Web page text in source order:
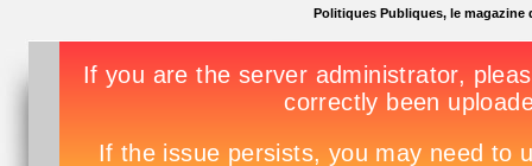
Politiques Publiques, le magazine